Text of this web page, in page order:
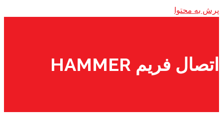
پرش به محتوا
اتصال فریم HAMMER